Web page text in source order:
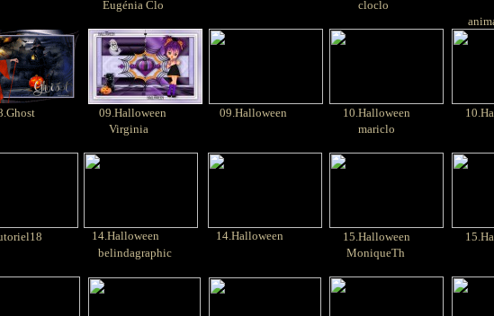
Eugénia Clo
cloclo
09.Halloween 09.Halloween 10.Halloween
Virginia
mariclo
14.Halloween 14.Halloween 15.Halloween
belindagraphic MoniqueTh